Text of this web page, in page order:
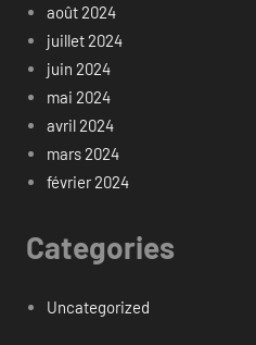
août 2024
juillet 2024
juin 2024
mai 2024
avril 2024
mars 2024
février 2024
Categories
Uncategorized